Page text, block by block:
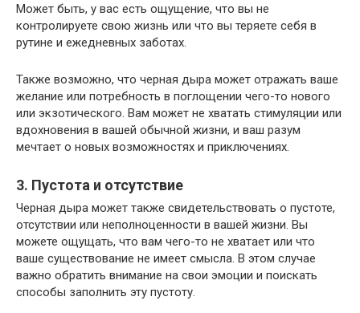
Может быть, у вас есть ощущение, что вы не
контролируете свою жизнь или что вы теряете себя в
рутине и ежедневных заботах.
Также возможно, что черная дыра может отражать ваше
желание или потребность в поглощении чего-то нового
или экзотического. Вам может не хватать стимуляции или
вдохновения в вашей обычной жизни, и ваш разум
мечтает о новых возможностях и приключениях.
3. Пустота и отсутствие
Черная дыра может также свидетельствовать о пустоте,
отсутствии или неполноценности в вашей жизни. Вы
можете ощущать, что вам чего-то не хватает или что
ваше существование не имеет смысла. В этом случае
важно обратить внимание на свои эмоции и поискать
способы заполнить эту пустоту.